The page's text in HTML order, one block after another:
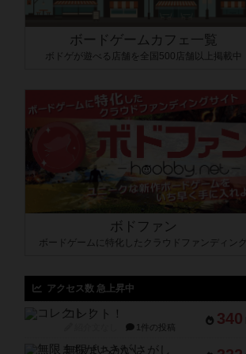
ボードゲームカフェ一覧
ボドゲが遊べる店舗を全国500店舗以上掲載中
ボドファン
ボードゲームに特化したクラウドファンディング
アクセス数 急上昇中
340
コレクト！
1件の投稿
無限まちがいさがし